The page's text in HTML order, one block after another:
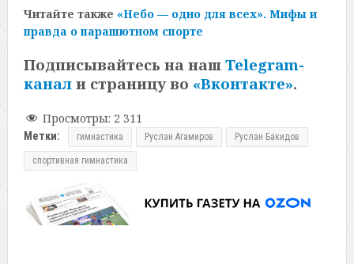
Читайте также «Небо — одно для всех». Мифы и
правда о парашютном спорте
Подписывайтесь на наш Telegram-
канали страницу во «Вконтакте».
Просмотры: 2 311
Метки: гимнастика Руслан Агамиров Руслан Бакидов
спортивная гимнастика